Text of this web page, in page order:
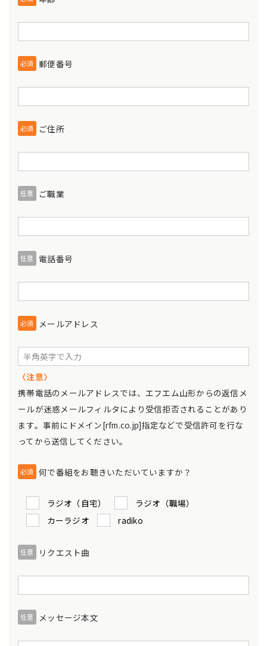
必須 郵便番号
必須 ご住所
任意 ご職業
任意 電話番号
必須 メールアドレス
〈注意〉
携帯電話のメールアドレスでは、エフエム山形からの返信メ
ールが迷惑メールフィルタにより受信拒否されることがあり
ます。事前にドメイン[rfm.co.jp]指定などで受信許可を行な
ってから送信してください。
必須 何で番組をお聴きいただいていますか？
ラジオ（自宅）
ラジオ（職場）
カーラジオ
radiko
任意 リクエスト曲
任意 メッセージ本文